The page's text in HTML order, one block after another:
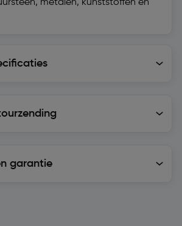
metalen, kunststoffen en
garantie